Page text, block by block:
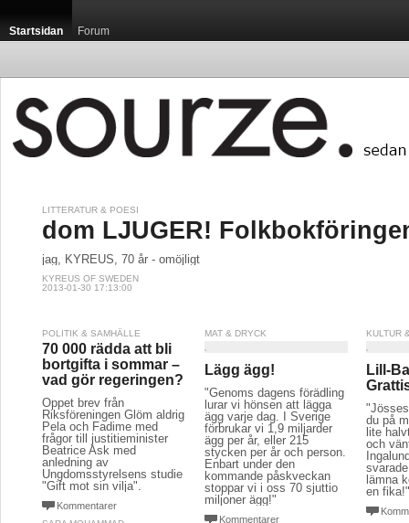
Startsidan Forum
LITTERATUR & POESI
dom LJUGER!
jag, KYREUS, 70 år - omöjligt
KYREUS OF SWEDEN
2013-01-30 17:13:00
POLITIK & SAMHÄLLE
70 000 rädda att bli
bortgifta i sommar –
vad gör regeringen?
Öppet brev från
Riksföreningen Glöm aldrig
Pela och Fadime med
frågor till justitieminister
Beatrice Ask med
anledning av
Ungdomsstyrelsens studie
"Gift mot sin vilja".
Kommentarer
MAT & DRYCK
Lägg ägg!
"Genoms dagens förädling
lurar vi hönsen att lägga
ägg varje dag. I Sverige
förbrukar vi 1,9 miljarder
ägg per år, eller 215
stycken per år och person.
Enbart under den
kommande påskveckan
stoppar vi i oss 70 sjuttio
miljoner ägg!"
Kommentarer
KULTUR
Lill-
du på
lite
och
lämna
en